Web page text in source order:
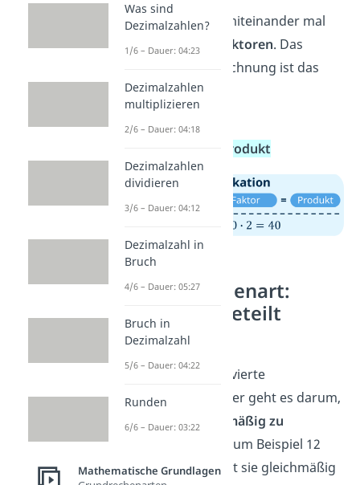
Die Zahlen, die du miteinander mal
nimmst, sind die
Faktoren. Das
Ergebnis der Malrechnung ist das
Produkt.
Kurz gesagt:
Produkt
4. Grundrechenart:
Division — Geteilt
rechnen
DieDivisionist die vierte
Grundrechenart. Hier geht es darum,
eine Menge gleichmäßig zu
. Du hast zum Beispiel 12
Kekse und möchtest sie gleichmäßig
Was sind
Dezimalzahlen?
1/6 – Dauer: 04:23
Dezimalzahlen
multiplizieren
2/6 – Dauer: 04:18
Dezimalzahlen
dividieren
3/6 – Dauer: 04:12
Dezimalzahl in
Bruch
4/6 – Dauer: 05:27
Bruch in
Dezimalzahl
5/6 – Dauer: 04:22
Runden
6/6 – Dauer: 03:22
Mathematische Grundlagen